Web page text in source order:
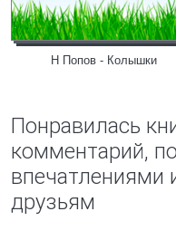
Н Попов - Колышки
Понравилась
комментарий,
впечатлениями
друзьям